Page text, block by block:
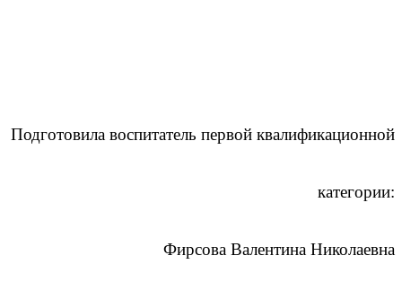
Подготовила воспитатель первой квалификационной
категории:
Фирсова Валентина Николаевна